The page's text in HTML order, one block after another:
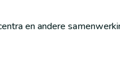
en andere